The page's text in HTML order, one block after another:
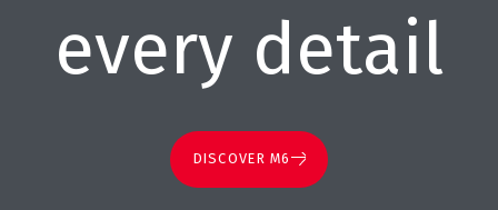
every detail
DISCOVER M6